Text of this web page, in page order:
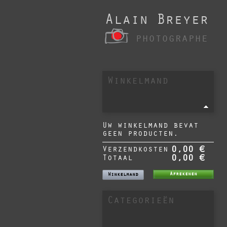
Alain Breyer
photographe
Winkelmand
Uw winkelmand bevat
geen producten.
Verzendkosten 0,00 €
Totaal 0,00 €
Winkelmand Afrekenen
Categorieën